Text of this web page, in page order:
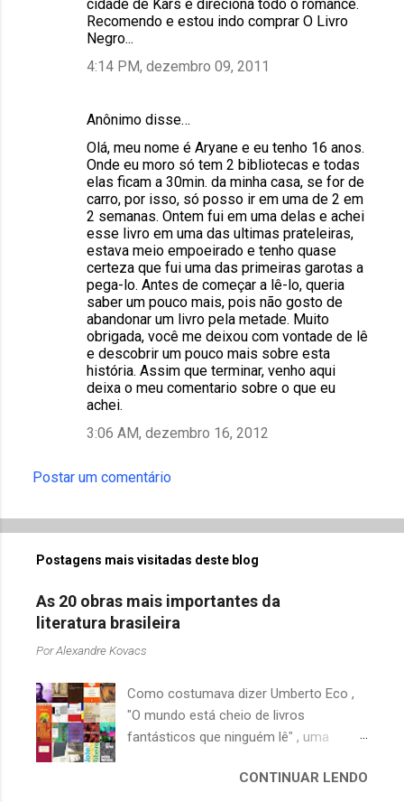
cidade de Kars e direciona todo o romance.
Recomendo e estou indo comprar O Livro
Negro...
4:14 PM, dezembro 09, 2011
Anônimo disse…
Olá, meu nome é Aryane e eu tenho 16 anos.
Onde eu moro só tem 2 bibliotecas e todas
elas ficam a 30min. da minha casa, se for de
carro, por isso, só posso ir em uma de 2 em
2 semanas. Ontem fui em uma delas e achei
esse livro em uma das ultimas prateleiras,
estava meio empoeirado e tenho quase
certeza que fui uma das primeiras garotas a
pega-lo. Antes de começar a lê-lo, queria
saber um pouco mais, pois não gosto de
abandonar um livro pela metade. Muito
obrigada, você me deixou com vontade de lê
e descobrir um pouco mais sobre esta
história. Assim que terminar, venho aqui
deixa o meu comentario sobre o que eu
achei.
3:06 AM, dezembro 16, 2012
Postar um comentário
Postagens mais visitadas deste blog
As 20 obras mais importantes da
literatura brasileira
PorAlexandre Kovacs
Como costumava dizer Umberto Eco ,
"O mundo está cheio de livros
fantásticos que ninguém lê" , uma
quando falamos de clássicos da
CONTINUAR LENDO